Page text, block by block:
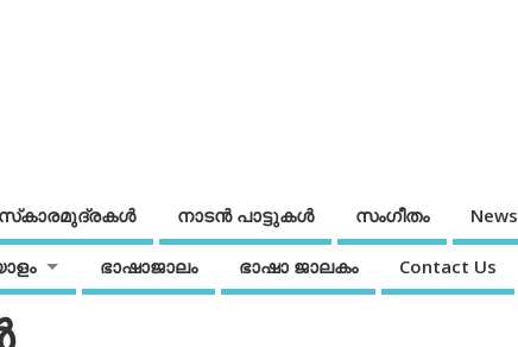
നാടന്‍ പാട്ടുകള്‍ സംഗീതം News
ഭാഷാജാലം ഭാഷാ ജാലകം Contact Us